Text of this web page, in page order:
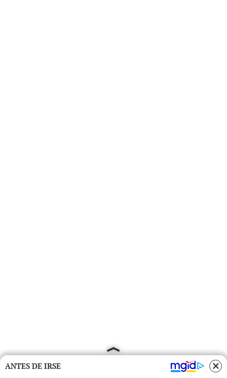
ANTES DE IRSE